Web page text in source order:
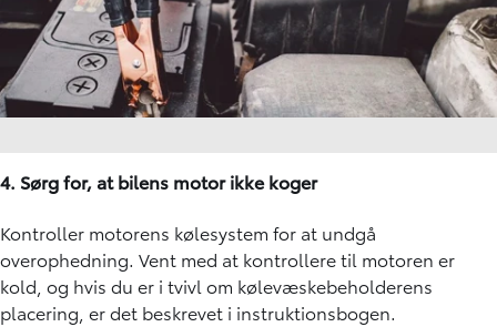
4. Sørg for, at bilens motor ikke koger
Kontroller motorens kølesystem for at undgå
overophedning. Vent med at kontrollere til motoren er
kold, og hvis du er i tvivl om kølevæskebeholderens
placering, er det beskrevet i instruktionsbogen.